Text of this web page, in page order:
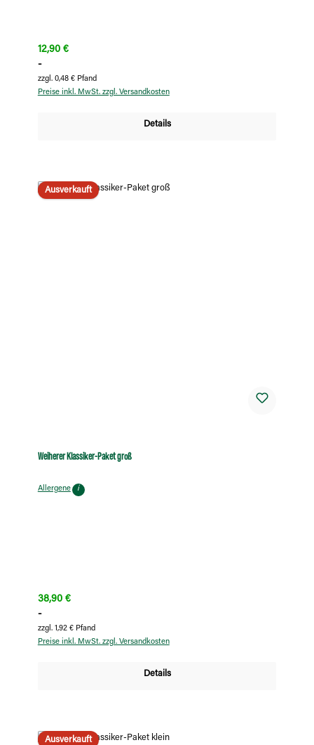
Regulärer Preis:
12,90 €
-
zzgl. 0,48 € Pfand
Preise inkl. MwSt. zzgl. Versandkosten
Details
Ausverkauft
Weiherer Klassiker-Paket groß
Allergene i
Regulärer Preis:
38,90 €
-
zzgl. 1,92 € Pfand
Preise inkl. MwSt. zzgl. Versandkosten
Details
Ausverkauft